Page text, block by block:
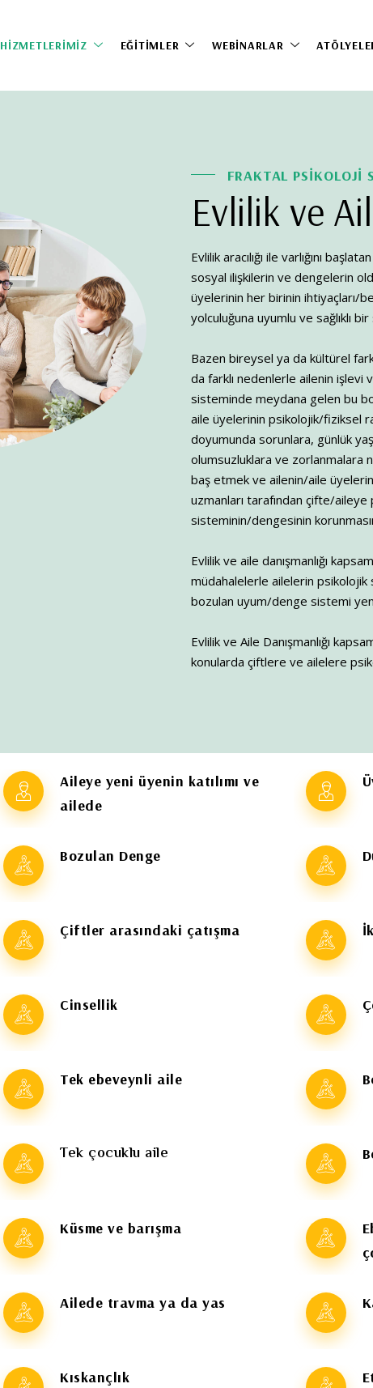
HIZMETLERIMIZ EĞITIMLER WEBINARLAR
FRAKTAL PSİKOLOJİ
Evlilik ve
Evlilik aracılığı ile varlığını
sosyal ilişkilerin ve dengelerin
üyelerinin her birinin ihtiyaçları/
yolculuğuna uyumlu ve sağlıklı
Bazen bireysel ya da kültürel
da farklı nedenlerle ailenin işlevi
sisteminde meydana gelen bu
aile üyelerinin psikolojik/fiziksel
doyumunda sorunlara, günlük
olumsuzluklara ve zorlanmalara
baş etmek ve ailenin/aile
uzmanları tarafından çifte/
sisteminin/dengesinin
Evlilik ve aile danışmanlığı
müdahalelerle ailelerin psikolojik
bozulan uyum/denge sistemi
Evlilik ve Aile Danışmanlığı
konularda çiftlere ve ailelere
Aileye yeni üyenin katılımı ve
ailede
Bozulan Denge
Çiftler arasındaki çatışma
Cinsellik
Tek ebeveynli aile
Tek çocuklu aile
Küsme ve barışma
Ailede travma ya da yas
Kıskançlık